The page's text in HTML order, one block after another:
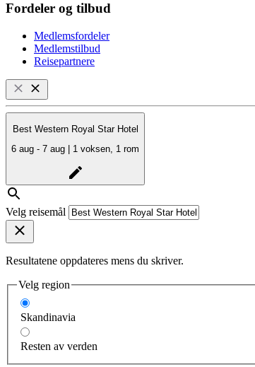
Fordeler og tilbud
Medlemsfordeler
Medlemstilbud
Reisepartnere
Best Western Royal Star Hotel
6 aug - 7 aug | 1 voksen, 1 rom
Velg reisemål
Resultatene oppdateres mens du skriver.
Velg region
Skandinavia
Resten av verden